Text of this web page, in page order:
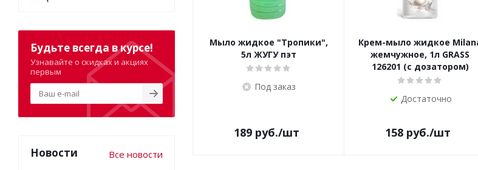
Мыло жидкое "Тропики",
5л ЖУГУ пэт
Под заказ
189 руб./шт
Крем-мыло жидкое
жемчужное, 1л GRASS
126201 (с дозатором)
Достаточно
158 руб./шт
Будьте всегда в курсе!
Узнавайте о скидках и акциях
первым
Новости Все новости